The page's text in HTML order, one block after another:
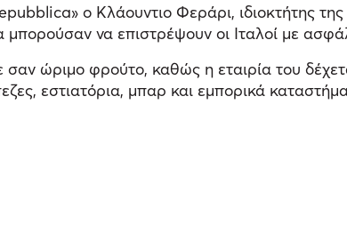
ο Κλάουντιο Φεράρι, ιδιοκτήτης
να επιστρέψουν οι Ιταλοί με
σαν ώριμο φρούτο, καθώς η εταιρία του
εστιατόρια, μπαρ και εμπορικά